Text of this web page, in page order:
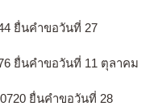
ยื่นคำขอวันที่ 27
ยื่นคำขอวันที่ 11 ตุลาคม
ยื่นคำขอวันที่ 28